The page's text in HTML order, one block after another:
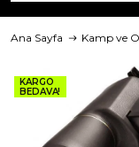
Ana Sayfa Kamp ve
KARGO
BEDAVA!